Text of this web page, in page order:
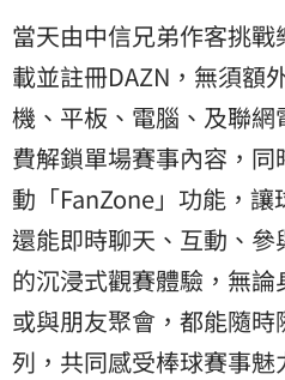
當天由中信兄弟作客挑
載並註冊DAZN，無須額
機、平板、電腦、及聯
費解鎖單場賽事內容，
動「FanZone」功能，讓
還能即時聊天、互動、
的沉浸式觀賽體驗，無論
或與朋友聚會，都能隨
列，共同感受棒球賽事魅